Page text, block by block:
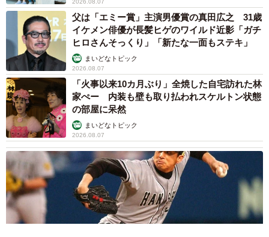
2026.08.07
父は「エミー賞」主演男優賞の真田広之 31歳
イケメン俳優が長髪ヒゲのワイルド近影「ガチ
ヒロさんそっくり」「新たな一面もステキ」
まいどなトピック
2026.08.07
「火事以来10カ月ぶり」全焼した自宅訪れた林
家ぺー 内装も壁も取り払われスケルトン状態
の部屋に呆然
まいどなトピック
2026.08.07